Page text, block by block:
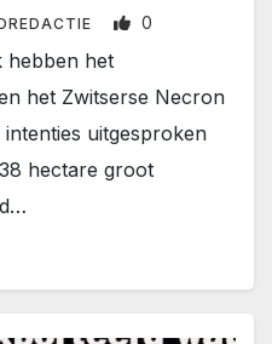
0
hebben het
het Zwitserse Necron
uitgesproken
hectare groot